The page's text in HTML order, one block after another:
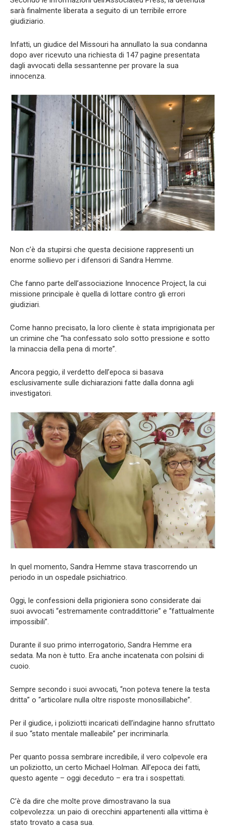
sarà finalmente liberata a seguito di un terribile errore
giudiziario.
Infatti, un giudice del Missouri ha annullato la sua condanna
dopo aver ricevuto una richiesta di 147 pagine presentata
dagli avvocati della sessantenne per provare la sua
innocenza.
Non c’è da stupirsi che questa decisione rappresenti un
enorme sollievo per i difensori di Sandra Hemme.
Che fanno parte dell’associazione Innocence Project, la cui
missione principale è quella di lottare contro gli errori
giudiziari.
Come hanno precisato, la loro cliente è stata imprigionata per
un crimine che “ha confessato solo sotto pressione e sotto
la minaccia della pena di morte”.
Ancora peggio, il verdetto dell’epoca si basava
esclusivamente sulle dichiarazioni fatte dalla donna agli
investigatori.
In quel momento, Sandra Hemme stava trascorrendo un
periodo in un ospedale psichiatrico.
Oggi, le confessioni della prigioniera sono considerate dai
suoi avvocati “estremamente contraddittorie” e “fattualmente
impossibili”.
Durante il suo primo interrogatorio, Sandra Hemme era
sedata. Ma non è tutto. Era anche incatenata con polsini di
cuoio.
Sempre secondo i suoi avvocati, “non poteva tenere la testa
dritta” o “articolare nulla oltre risposte monosillabiche”.
Per il giudice, i poliziotti incaricati dell’indagine hanno sfruttato
il suo “stato mentale malleabile” per incriminarla.
Per quanto possa sembrare incredibile, il vero colpevole era
un poliziotto, un certo Michael Holman. All’epoca dei fatti,
questo agente – oggi deceduto – era tra i sospettati.
C’è da dire che molte prove dimostravano la sua
colpevolezza: un paio di orecchini appartenenti alla vittima è
stato trovato a casa sua.